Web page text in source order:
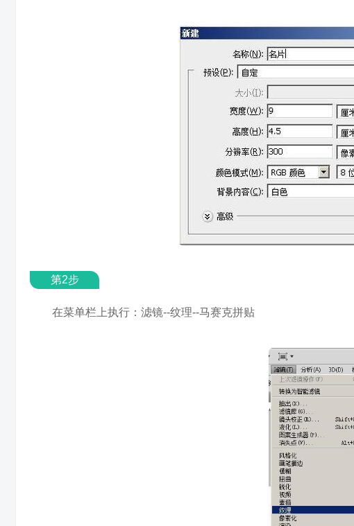
第2步
在菜单栏上执行：滤镜--纹理--马赛克拼贴